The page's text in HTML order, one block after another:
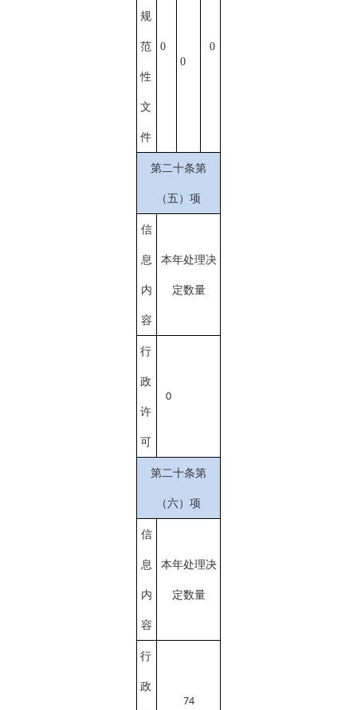
规
范
性
文
件
0
0
0
第二十条第
（五）项
信
息
内
容
本年处理决
定数量
行
政
许
可
0
第二十条第
（六）项
信
息
内
容
本年处理决
定数量
行
政
74